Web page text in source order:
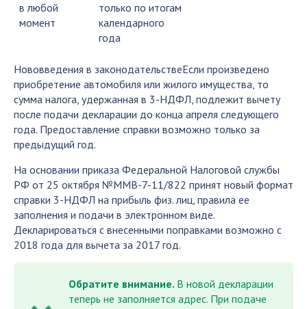
в любой
момент
только по итогам
календарного
года
Нововведения в законодательствеЕсли произведено
приобретение автомобиля или жилого имущества, то
сумма налога, удержанная в 3-НДФЛ, подлежит вычету
после подачи декларации до конца апреля следующего
года. Предоставление справки возможно только за
предыдущий год.
На основании приказа Федеральной Налоговой службы
РФ от 25 октября №ММВ-7-11/822 принят новый формат
справки 3-НДФЛ на прибыль физ. лиц, правила ее
заполнения и подачи в электронном виде.
Декларироваться с внесенными поправками возможно с
2018 года для вычета за 2017 год.
Обратите внимание. В новой декларации
теперь не заполняется адрес. При подаче